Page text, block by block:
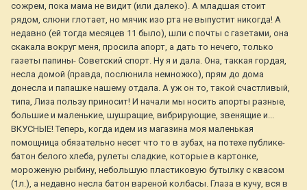
сожрем, пока мама не видит (или далеко). А младшая стоит
рядом, слюни глотает, но мячик изо рта не выпустит никогда! А
недавно (ей тогда месяцев 11 было), шли с почты с газетами, она
скакала вокруг меня, просила апорт, а дать то нечего, только
газеты папины- Советский спорт. Ну я и дала. Она, таккая гордая,
несла домой (правда, послюнила немножко), прям до дома
донесла и папашке нашему отдала. А уж он то, такой счастливый,
типа, Лиза пользу приносит! И начали мы носить апорты разные,
большие и маленькие, шушращие, вибрирующие, звенящие и...
ВКУСНЫЕ! Теперь, когда идем из магазина моя маленькая
помощница обязательно несет что то в зубах, на потехе публике-
батон белого хлеба, рулеты сладкие, которые в картонке,
мороженую рыбину, небольшую пластиковую бутылку с квасом
(1л.), а недавно несла батон вареной колбасы. Глаза в кучу, вся в